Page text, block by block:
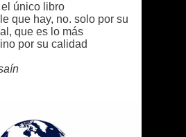
único libro
que hay, no. solo por su
que es lo más
por su calidad